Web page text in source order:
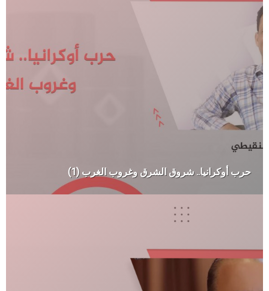
حرب أوكرانيا.. شروق الشرق وغروب الغرب (1)